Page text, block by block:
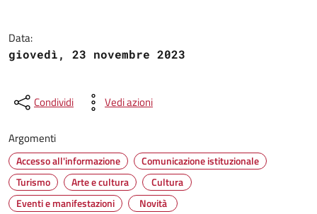
Data:
giovedì, 23 novembre 2023
Condividi Vedi azioni
Argomenti
Accesso all'informazione
Comunicazione istituzionale
Turismo
Arte e cultura
Cultura
Eventi e manifestazioni
Novità